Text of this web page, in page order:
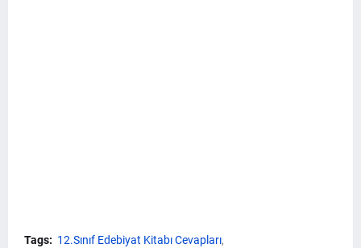
Tags: 12.Sınıf Edebiyat Kitabı Cevapları